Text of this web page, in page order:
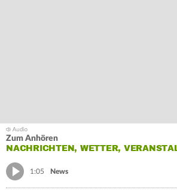
Zum Anhören
NACHRICHTEN, WETTER,
1:05 News